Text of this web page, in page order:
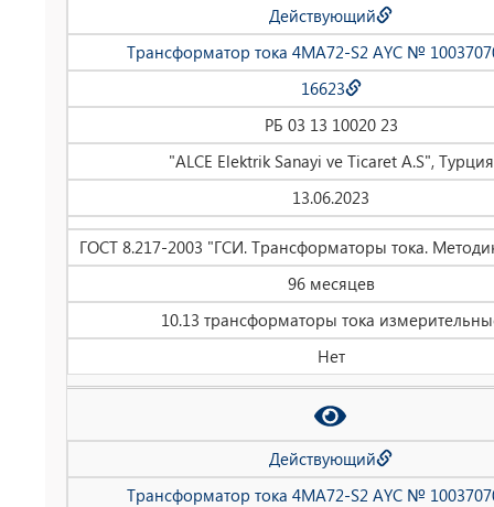
Действующий
Трансформатор тока 4MA72-S2 AYC №
16623
РБ 03 13 10020 23
"ALCE Elektrik Sanayi ve Ticaret A.S", Турция
13.06.2023
ГОСТ 8.217-2003 "ГСИ. Трансформаторы тока.
96 месяцев
10.13 трансформаторы тока
Нет
Действующий
Трансформатор тока 4MA72-S2 AYC №